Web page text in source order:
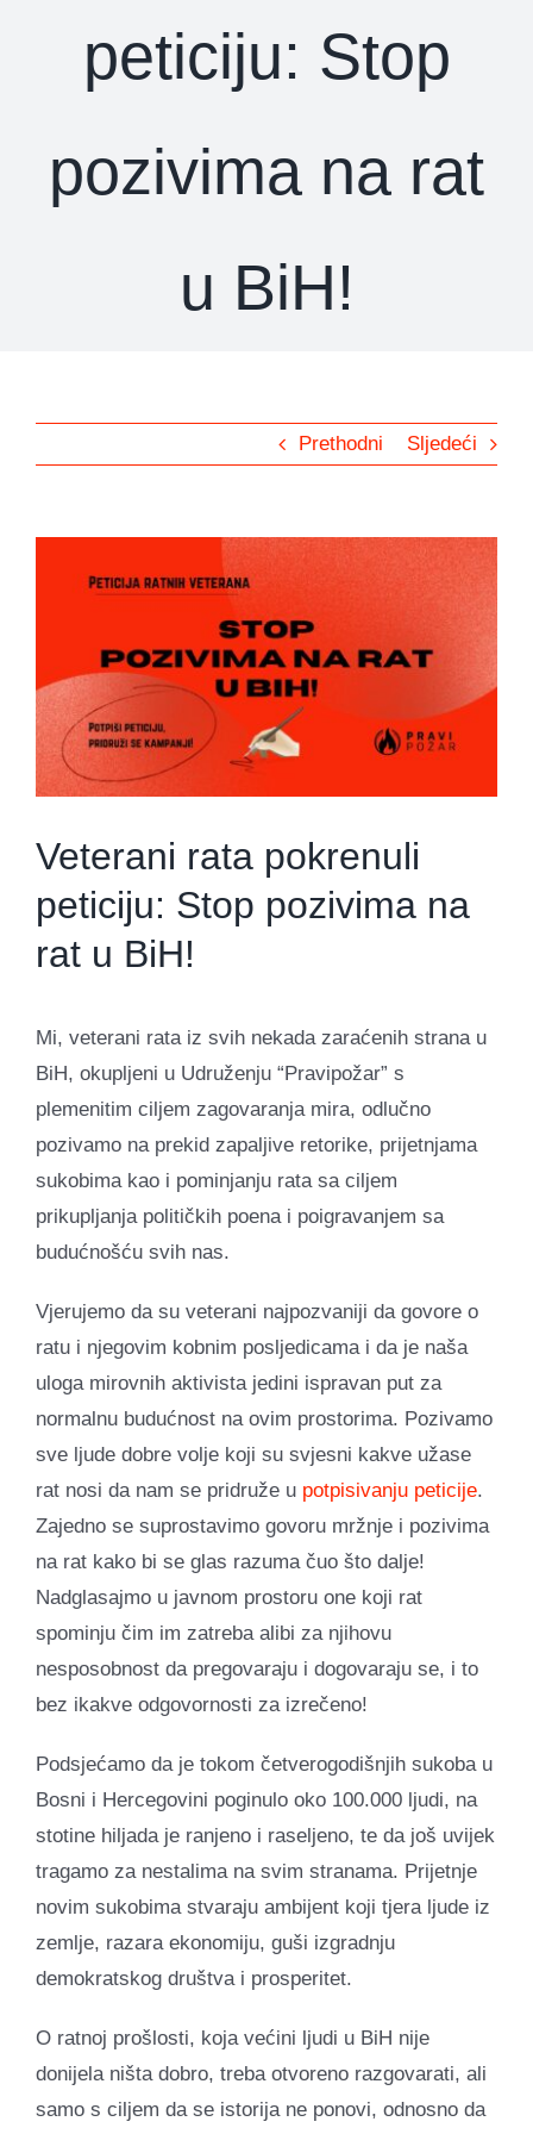
peticiju: Stop
pozivima na rat
u BiH!
Prethodni Sljedeći
Larger
Veterani rata pokrenuli
peticiju: Stop pozivima na
rat u BiH!
Mi, veterani rata iz svih nekada zaraćenih strana u
BiH, okupljeni u Udruženju “Pravipožar” s
plemenitim ciljem zagovaranja mira, odlučno
pozivamo na prekid zapaljive retorike, prijetnjama
sukobima kao i pominjanju rata sa ciljem
prikupljanja političkih poena i poigravanjem sa
budućnošću svih nas.
Vjerujemo da su veterani najpozvaniji da govore o
ratu i njegovim kobnim posljedicama i da je naša
uloga mirovnih aktivista jedini ispravan put za
normalnu budućnost na ovim prostorima. Pozivamo
sve ljude dobre volje koji su svjesni kakve užase
rat nosi da nam se pridruže u potpisivanju peticije.
Zajedno se suprostavimo govoru mržnje i pozivima
na rat kako bi se glas razuma čuo što dalje!
Nadglasajmo u javnom prostoru one koji rat
spominju čim im zatreba alibi za njihovu
nesposobnost da pregovaraju i dogovaraju se, i to
bez ikakve odgovornosti za izrečeno!
Podsjećamo da je tokom četverogodišnjih sukoba u
Bosni i Hercegovini poginulo oko 100.000 ljudi, na
stotine hiljada je ranjeno i raseljeno, te da još uvijek
tragamo za nestalima na svim stranama. Prijetnje
novim sukobima stvaraju ambijent koji tjera ljude iz
zemlje, razara ekonomiju, guši izgradnju
demokratskog društva i prosperitet.
O ratnoj prošlosti, koja većini ljudi u BiH nije
donijela ništa dobro, treba otvoreno razgovarati, ali
samo s ciljem da se istorija ne ponovi, odnosno da